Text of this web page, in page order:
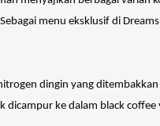
menu eksklusif di
dingin yang
ke dalam black